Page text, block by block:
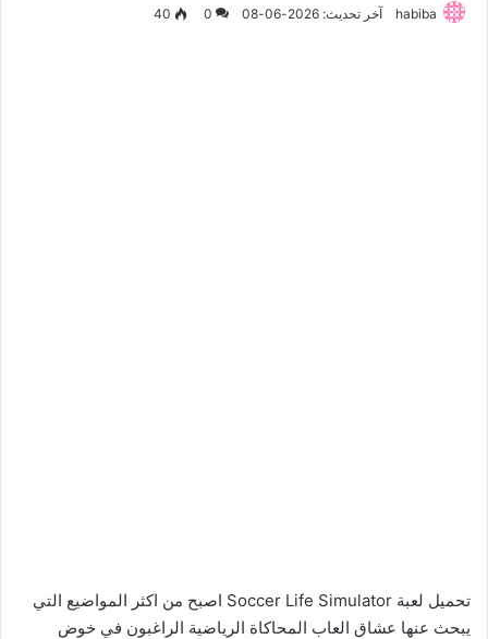
habiba آخر تحديث: 2026-06-08 0
40
تحميل لعبة Soccer Life Simulator اصبح من اكثر المواضيع التي
يبحث عنها عشاق العاب المحاكاة الرياضية الراغبون في خوض